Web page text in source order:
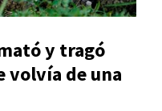
y tragó
volvía de una